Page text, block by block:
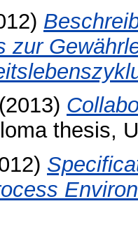
zur
(2013)
thesis,